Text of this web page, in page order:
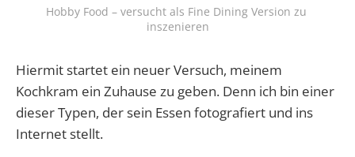
Hobby Food – versucht als Fine Dining Version zu
inszenieren
Hiermit startet ein neuer Versuch, meinem
Kochkram ein Zuhause zu geben. Denn ich bin einer
dieser Typen, der sein Essen fotografiert und ins
Internet stellt.